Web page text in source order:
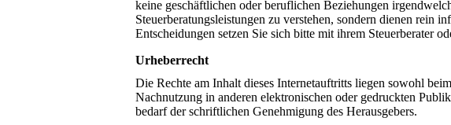
keine geschäftlichen oder beruflichen Beziehungen
Steuerberatungsleistungen zu verstehen, sondern dienen rein
Entscheidungen setzen Sie sich bitte mit ihrem Steuerberater
Urheberrecht
Die Rechte am Inhalt dieses Internetauftritts liegen sowohl
Nachnutzung in anderen elektronischen oder gedruckten
bedarf der schriftlichen Genehmigung des Herausgebers.